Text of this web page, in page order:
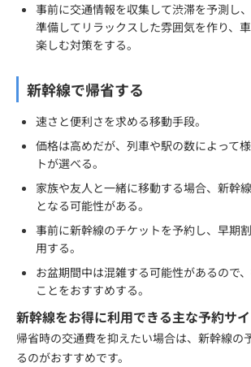
事前に交通情報を収集して渋滞を予測し
準備してリラックスした雰囲気を作り、
楽しむ対策をする。
新幹線で帰省する
速さと便利さを求める移動手段。
価格は高めだが、列車や駅の数によって
トが選べる。
家族や友人と一緒に移動する場合、新幹
となる可能性がある。
事前に新幹線のチケットを予約し、早期
用する。
お盆期間中は混雑する可能性があるので
ことをおすすめする。
新幹線をお得に利用できる主な予約サ
帰省時の交通費を抑えたい場合は、新幹線の
るのがおすすめです。